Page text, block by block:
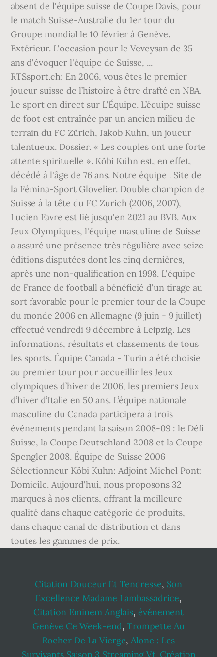
absent de l'équipe suisse de Coupe Davis, pour
le match Suisse-Australie du 1er tour du
Groupe mondial le 10 février à Genève.
Extérieur. L'occasion pour le Veveysan de 35
ans d'évoquer l'équipe de Suisse, ...
RTSsport.ch: En 2006, vous êtes le premier
joueur suisse de l’histoire à être drafté en NBA.
Le sport en direct sur L'Équipe. L’équipe suisse
de foot est entraînée par un ancien milieu de
terrain du FC Zürich, Jakob Kuhn, un joueur
talentueux. Dossier. « Les couples ont une forte
attente spirituelle ». Köbi Kühn est, en effet,
décédé à l'âge de 76 ans. Notre équipe . Site de
la Fémina-Sport Glovelier. Double champion de
Suisse à la tête du FC Zurich (2006, 2007),
Lucien Favre est lié jusqu'en 2021 au BVB. Aux
Jeux Olympiques, l'équipe masculine de Suisse
a assuré une présence très régulière avec seize
éditions disputées dont les cinq dernières,
après une non-qualification en 1998. L'équipe
de France de football a bénéficié d'un tirage au
sort favorable pour le premier tour de la Coupe
du monde 2006 en Allemagne (9 juin - 9 juillet)
effectué vendredi 9 décembre à Leipzig. Les
informations, résultats et classements de tous
les sports. Équipe Canada - Turin a été choisie
au premier tour pour accueillir les Jeux
olympiques d’hiver de 2006, les premiers Jeux
d’hiver d’Italie en 50 ans. L’équipe nationale
masculine du Canada participera à trois
événements pendant la saison 2008-09 : le Défi
Suisse, la Coupe Deutschland 2008 et la Coupe
Spengler 2008. Équipe de Suisse 2006
Sélectionneur Köbi Kuhn: Adjoint Michel Pont:
Domicile. Aujourd'hui, nous proposons 32
marques à nos clients, offrant la meilleure
qualité dans chaque catégorie de produits,
dans chaque canal de distribution et dans
toutes les gammes de prix.
Citation Douceur Et Tendresse, Son
Excellence Madame Lambassadrice,
Citation Eminem Anglais, événement
Genève Ce Week-end, Trompette Au
Rocher De La Vierge, Alone : Les
Survivants Saison 3 Streaming Vf, Création